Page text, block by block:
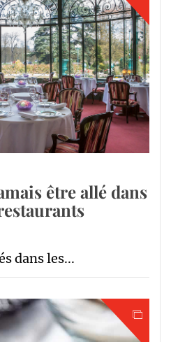
être allé dans
dans les...